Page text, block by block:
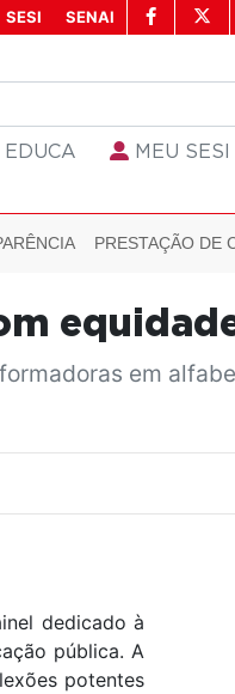
SESI SENAI
EDUCA MEU
PRESTAÇÃO DE
em
dedicado à
pública. A
potentes